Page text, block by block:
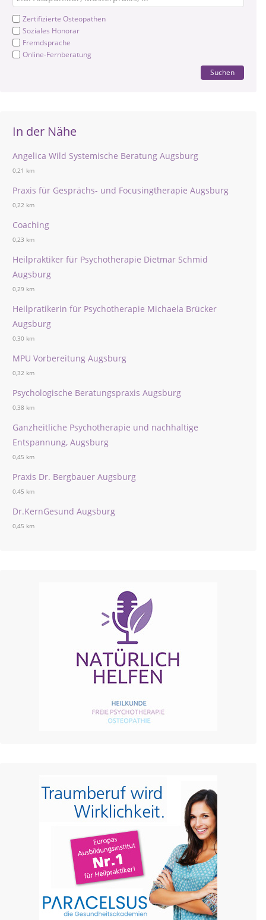
Zertifizierte Osteopathen
Soziales Honorar
Fremdsprache
Online-Fernberatung
Suchen
In der Nähe
Angelica Wild Systemische Beratung Augsburg
0,21 km
Praxis für Gesprächs- und Focusingtherapie Augsburg
0,22 km
Coaching
0,23 km
Heilpraktiker für Psychotherapie Dietmar Schmid
Augsburg
0,29 km
Heilpratikerin für Psychotherapie Michaela Brücker
Augsburg
0,30 km
MPU Vorbereitung Augsburg
0,32 km
Psychologische Beratungspraxis Augsburg
0,38 km
Ganzheitliche Psychotherapie und nachhaltige
Entspannung, Augsburg
0,45 km
Praxis Dr. Bergbauer Augsburg
0,45 km
Dr.KernGesund Augsburg
0,45 km